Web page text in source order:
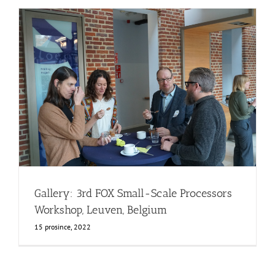
Gallery: 3rd FOX Small-Scale Processors Workshop,
Leuven, Belgium
Business Development Consumer Engagement FOXLINK app
News
Gallery: 3rd FOX Small-Scale Processors
Workshop, Leuven, Belgium
15 prosince, 2022